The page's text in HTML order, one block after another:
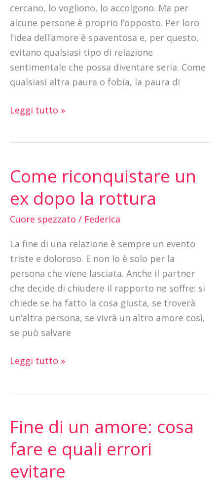
cercano, lo vogliono, lo accolgono. Ma per
alcune persone è proprio l’opposto. Per loro
l’idea dell’amore è spaventosa e, per questo,
evitano qualsiasi tipo di relazione
sentimentale che possa diventare seria. Come
qualsiasi altra paura o fobia, la paura di
Leggi tutto »
Come riconquistare un
ex dopo la rottura
Cuore spezzato / Federica
La fine di una relazione è sempre un evento
triste e doloroso. E non lo è solo per la
persona che viene lasciata. Anche il partner
che decide di chiudere il rapporto ne soffre: si
chiede se ha fatto la cosa giusta, se troverà
un’altra persona, se vivrà un altro amore così,
se può salvare
Come
un
ex
la
rottura
Leggi tutto »
Fine di un amore: cosa
fare e quali errori
evitare
Fine
un
amore: